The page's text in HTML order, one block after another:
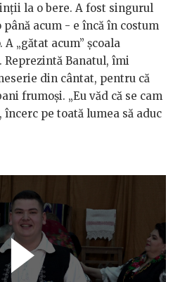
la o bere. A fost singurul
acum - e încă în costum
A „gătat acum” școala
Reprezintă Banatul, îmi
din cântat, pentru că
frumoși. „Eu văd că se cam
pe toată lumea să aduc